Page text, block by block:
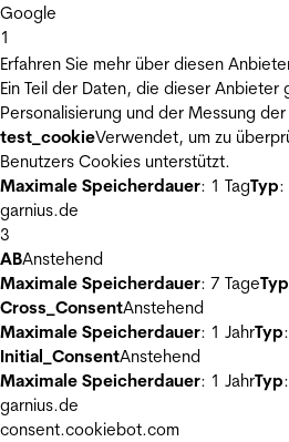
Google
1
Erfahren Sie mehr über diesen
Ein Teil der Daten, die dieser
Personalisierung und der Messung
test_cookieVerwendet, um zu
Benutzers Cookies unterstützt.
Maximale Speicherdauer: 1 TagTyp:
garnius.de
3
ABAnstehend
Maximale Speicherdauer: 7 TageTyp
Cross_ConsentAnstehend
Maximale Speicherdauer: 1 JahrTyp
Initial_ConsentAnstehend
Maximale Speicherdauer: 1 JahrTyp
garnius.de
consent.cookiebot.com